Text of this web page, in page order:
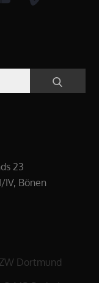
23
IV, Bönen
Dortmund